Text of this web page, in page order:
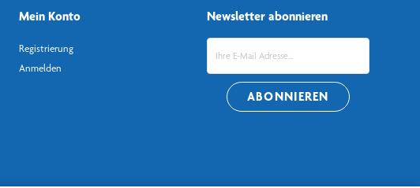
Mein Konto
Registrierung
Anmelden
Newsletter abonnieren